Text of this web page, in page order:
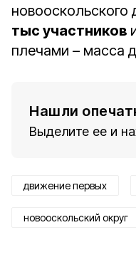
тыс участников
плечами – масса
Нашли
Выделите ее и
движение первых
новооскольский округ